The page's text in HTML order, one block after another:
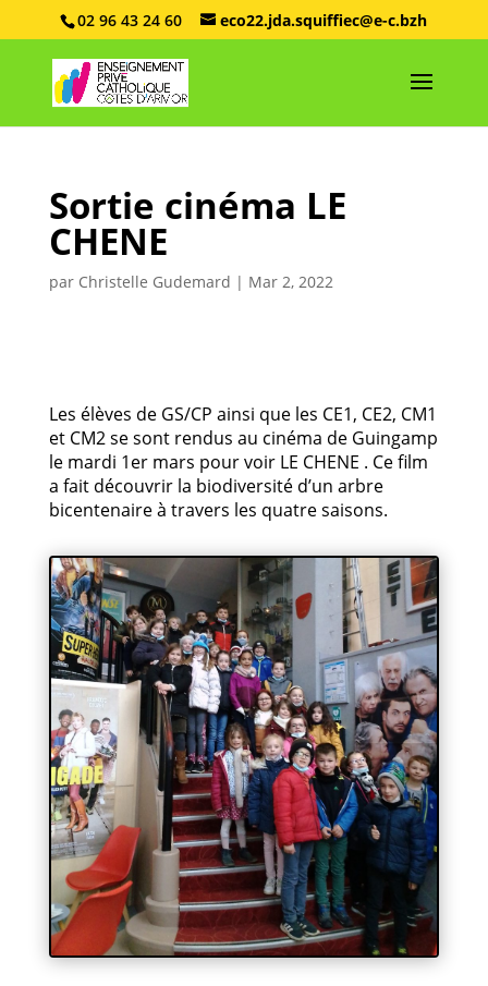
02 96 43 24 60 eco22.jda.squiffiec@e-c.bzh
Sortie cinéma LE
CHENE
par Christelle Gudemard | Mar 2, 2022
Les élèves de GS/CP ainsi que les CE1, CE2, CM1
et CM2 se sont rendus au cinéma de Guingamp
le mardi 1er mars pour voir LE CHENE . Ce film
a fait découvrir la biodiversité d’un arbre
bicentenaire à travers les quatre saisons.